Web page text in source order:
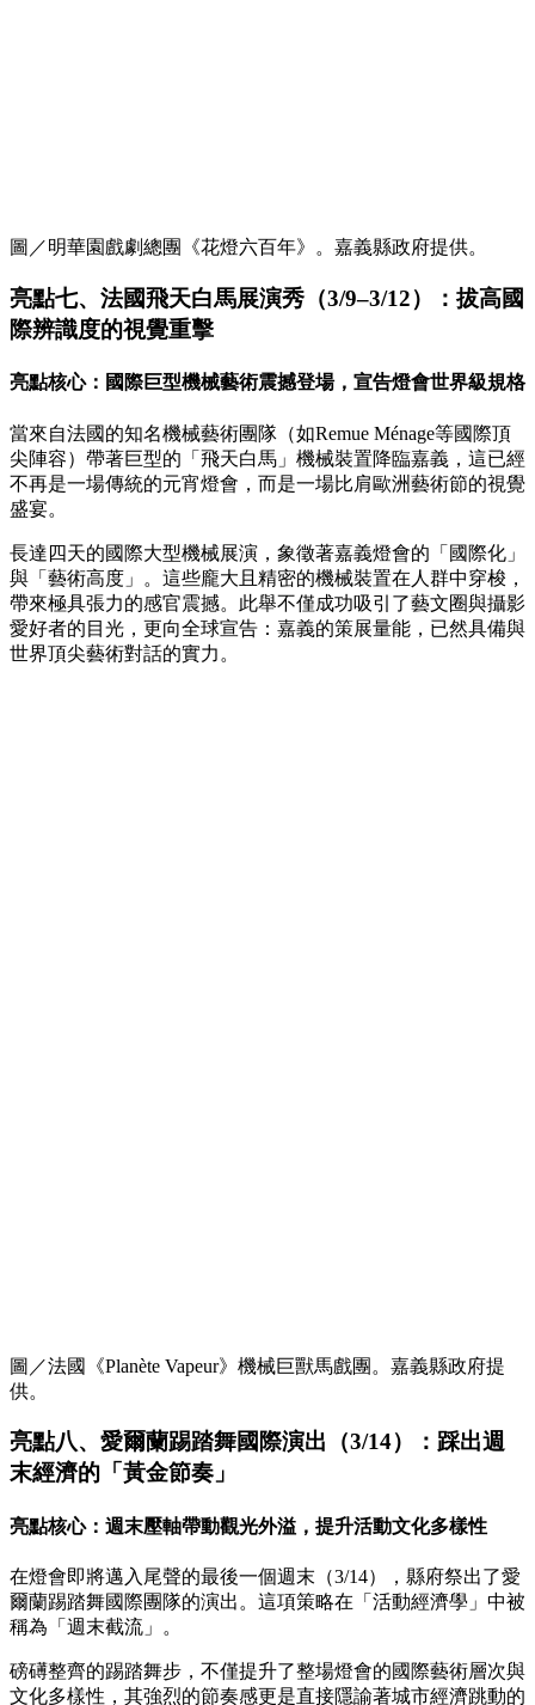
圖／明華園戲劇總團《花燈六百年》。嘉義縣政府提供。
亮點七、法國飛天白馬展演秀（3/9–3/12）：拔高國
際辨識度的視覺重擊
亮點核心：國際巨型機械藝術震撼登場，宣告燈會世界級規格
當來自法國的知名機械藝術團隊（如Remue Ménage等國際頂
尖陣容）帶著巨型的「飛天白馬」機械裝置降臨嘉義，這已經
不再是一場傳統的元宵燈會，而是一場比肩歐洲藝術節的視覺
盛宴。
長達四天的國際大型機械展演，象徵著嘉義燈會的「國際化」
與「藝術高度」。這些龐大且精密的機械裝置在人群中穿梭，
帶來極具張力的感官震撼。此舉不僅成功吸引了藝文圈與攝影
愛好者的目光，更向全球宣告：嘉義的策展量能，已然具備與
世界頂尖藝術對話的實力。
圖／法國《Planète Vapeur》機械巨獸馬戲團。嘉義縣政府提
供。
亮點八、愛爾蘭踢踏舞國際演出（3/14）：踩出週
末經濟的「黃金節奏」
亮點核心：週末壓軸帶動觀光外溢，提升活動文化多樣性
在燈會即將邁入尾聲的最後一個週末（3/14），縣府祭出了愛
爾蘭踢踏舞國際團隊的演出。這項策略在「活動經濟學」中被
稱為「週末截流」。
磅礡整齊的踢踏舞步，不僅提升了整場燈會的國際藝術層次與
文化多樣性，其強烈的節奏感更是直接隱諭著城市經濟跳動的